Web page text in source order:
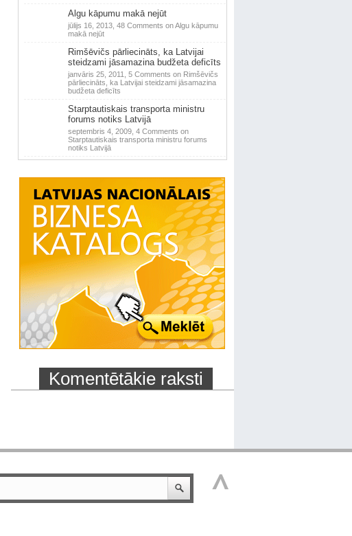
Algu kāpumu makā nejūt
jūlijs 16, 2013, 48 Comments on Algu kāpumu
makā nejūt
Rimšēvičs pārliecināts, ka Latvijai
steidzami jāsamazina budžeta deficīts
janvāris 25, 2011, 5 Comments on Rimšēvičs
pārliecināts, ka Latvijai steidzami jāsamazina
budžeta deficīts
Starptautiskais transporta ministru
forums notiks Latvijā
septembris 4, 2009, 4 Comments on
Starptautiskais transporta ministru forums
notiks Latvijā
Komentētākie raksti